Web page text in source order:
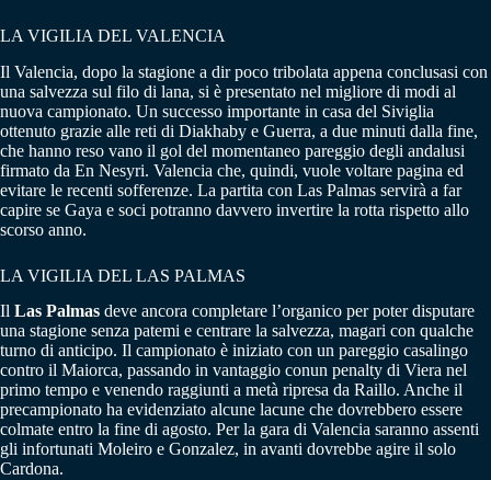
LA VIGILIA DEL VALENCIA
Il Valencia, dopo la stagione a dir poco tribolata appena conclusasi con
una salvezza sul filo di lana, si è presentato nel migliore di modi al
nuova campionato. Un successo importante in casa del Siviglia
ottenuto grazie alle reti di Diakhaby e Guerra, a due minuti dalla fine,
che hanno reso vano il gol del momentaneo pareggio degli andalusi
firmato da En Nesyri. Valencia che, quindi, vuole voltare pagina ed
evitare le recenti sofferenze. La partita con Las Palmas servirà a far
capire se Gaya e soci potranno davvero invertire la rotta rispetto allo
scorso anno.
LA VIGILIA DEL LAS PALMAS
Il Las Palmas deve ancora completare l’organico per poter disputare
una stagione senza patemi e centrare la salvezza, magari con qualche
turno di anticipo. Il campionato è iniziato con un pareggio casalingo
contro il Maiorca, passando in vantaggio conun penalty di Viera nel
primo tempo e venendo raggiunti a metà ripresa da Raillo. Anche il
precampionato ha evidenziato alcune lacune che dovrebbero essere
colmate entro la fine di agosto. Per la gara di Valencia saranno assenti
gli infortunati Moleiro e Gonzalez, in avanti dovrebbe agire il solo
Cardona.